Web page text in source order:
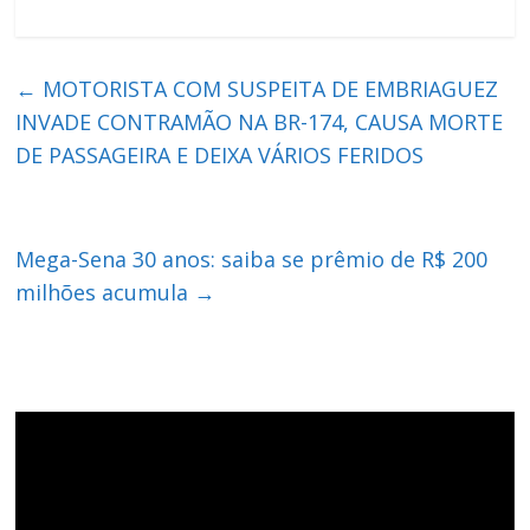
← MOTORISTA COM SUSPEITA DE EMBRIAGUEZ
INVADE CONTRAMÃO NA BR-174, CAUSA MORTE
DE PASSAGEIRA E DEIXA VÁRIOS FERIDOS
Mega-Sena 30 anos: saiba se prêmio de R$ 200
milhões acumula →